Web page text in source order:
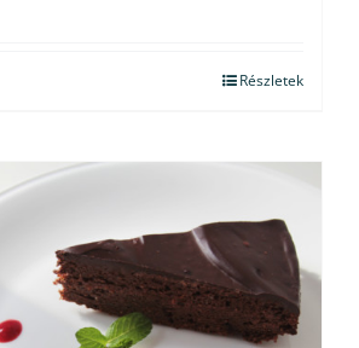
Részletek